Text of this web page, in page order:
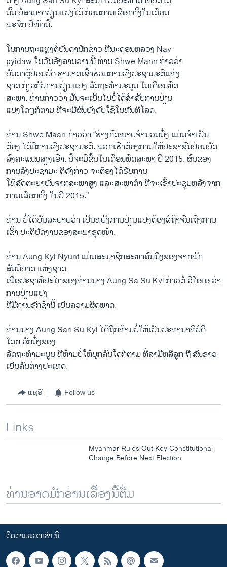
ລາຍງານ
ນັ້ນ ບໍ່​ສາມາດ​ປ່ຽນ​ແປງ​ໄດ້ ກ່ອນ​ການ​ເລືອກ​ຕັ້ງ​ໃນ​ເດືອນ​
ພະ​ຈິກ ປີໜ້ານີ້.
ໃນການຖະແຫຼງ​ຕໍ່​ບັນດາ​ນັກ​ຂ່າວ ທີ່​ນະຄອນຫລວງ Nay-
pyidaw ​ໃນ​ວັ​ນອັງ​ຄານ​ວານ​ນີ້ ທ່ານ Shwe Mann ກ່າວ​ວ່າ
ບັນດາ​ຜູ້​ປ່ອນບັດ ສາ​ມາດ​ເຂົ້າ​ຮ່ວມການ​ລົງ​ປະຊາມະຕິ​ແຫ່ງ
​ຊາດ ກ່ຽວ​ກັບ​ການ​ປ່ຽນ​ແປງ ລັດຖະທຳ​ມະນູນ ​ໃນ​ເດືອນ​ພຶດ
ສະພາ. ທ່ານ​ກ່າວ​ວ່າ ມັນຈະ​ເປັນ​ໄປ​ບໍ່​ໄດ້​ສຳລັບ​ການ​ປ່ຽນ​
ແປງ​ໃດໆກໍຕາມ ທີ່​ຈະມີຜົນບັງຄັບໃຊ້ໃນ​ທັນ​ທີໂລດ.
ທ່ານ Shwe Maan ກ່າວ​ວ່າ “ຮ່າງ​ກົດໝາຍ​ຈຳນວນ​ນຶ່ງ ແມ່ນຈຳເປັນ
ຕ້ອງ ໄດ້ມີການ​ລົງ​ປະຊາ​ມະຕິ. ພວກ​ເຮົາ​ຕ້ອງການ​ໃຫ້ປະຊາຊົນ​ປ່ອນ​ບັດ​
ລົງ​ຄະ​ແນນ​ສຽງ​ເອົາ. ນີ້​ຈະມີ​ຂື້ນ​ໃນ​ເດືອນ​ພຶດສະພາ​ ປີ 2015. ຜົນ​ຂອງ​
ການ​ລົງປະຊາ​ມະ ຕິດັ່ງກ່າວ ຈະ​ຕ້ອງໄດ້ຮັບການ
ໃຫ້ສັດຕະຍາບັນຈາກສະພາ​ສູງ ​ແລະ​ສະພາ​ຕໍ່​າ ທີ່​ຈະເຂົ້າ​ປະຊຸມຫລັງ​ຈາກ​
ການ​ເລືອກ​ຕັ້ງ ໃນປີ 2015.”
ທ່ານ ບໍ່​ໄດ້​ບັນ​ລະ​ຍາຍ​ວ່າ ​ເປັນ​ຫຍັງ​ການ​ປ່ຽນ​ແປງ​ຕ້ອງ​ລໍຖ້າ​ຈົນ​ເຖິງການ
ເຂົ້າ ປະຕິບັດ​ງານ​ຂອງສະພາຊຸດໜ້າ.
ທ່ານ​ Aung Kyi Nyunt ແມ່ນສະມາຊິກສະພາ​ຄົນ​ນຶ່ງ​ຂອງຈາກ​ພັກ
ສັນນິບາດ ແຫ່ງຊາດ
ເພື່ອປະຊາທິປະໄຕຂອງທ່ານນາງ Aung Sa Su Kyi ກ່າວ​ຕໍ່ ວີ​ໂອ​ເອ ວ່າ
ການ​ປ່ຽນ​ແປງ
​ທີ່​ມີການຊັກ​ຊ້າ​ນີ້ ​ເປັນ​ຄວາມຜິດພາດ.
ທ່ານ​ນາງ Aung San Su Kyi ​ໄດ້​ຖືກ​ຫ້າມບໍ່​ໃຫ້​ເປັນປະທານາທິບໍດີ
ໂດຍ ວັກນຶ່ງຂອງ
ລັດຖະທຳ​ມະນູນ ທີ່​ຫ້າມ​ບໍ່​ໃຫ້ບຸ​ກຄົນ​ໃດ​ກໍຕາມ ທີ່​ສາມີ​ຫລືລູກ ຖື ສັນຊາວ​
ເປັນຄົນ​ຕ່າງປະ​ເທດ.
ແຊຣ໌ Follow us
Links
Myanmar Rules Out Key Constitutional
Change Before Next Election
ທ່ານອາດມັກອ່ານເລື້ອງນີ້ຕື່ມ
ຕິດຕາມພວກເຮົາ ທີ່